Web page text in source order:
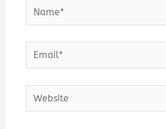
Name*
Email*
Website